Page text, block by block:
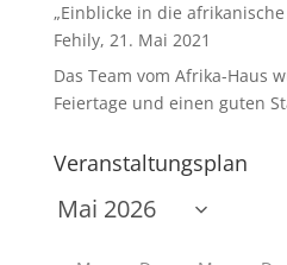
„Einblicke in die
Fehily, 21. Mai 2021
Das Team vom Afrika-Haus
Feiertage und einen guten
Veranstaltungsplan